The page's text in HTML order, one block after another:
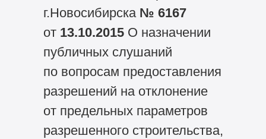
г.Новосибирска № 6167
от 13.10.2015 О назначении
публичных слушаний
по вопросам предоставления
разрешений на отклонение
от предельных параметров
разрешенного строительства,